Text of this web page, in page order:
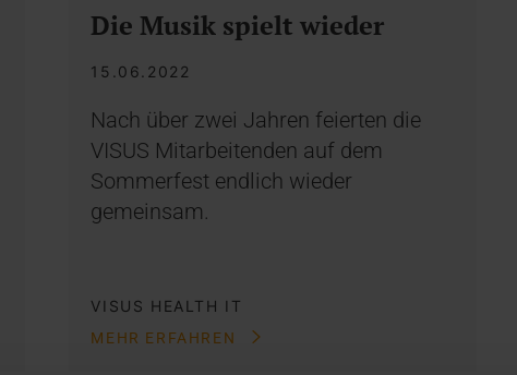
Die Musik spielt wieder
15.06.2022
Nach über zwei Jahren feierten die
VISUS Mitarbeitenden auf dem
Sommerfest endlich wieder
gemeinsam.
VISUS HEALTH IT
MEHR ERFAHREN